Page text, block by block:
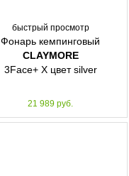
быстрый просмотр
Фонарь кемпинговый
CLAYMORE
3Face+ X цвет silver
21 989 руб.